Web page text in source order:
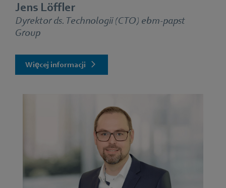
Jens Löffler
Dyrektor ds. Technologii (CTO) ebm‑papst
Group
Więcej informacji